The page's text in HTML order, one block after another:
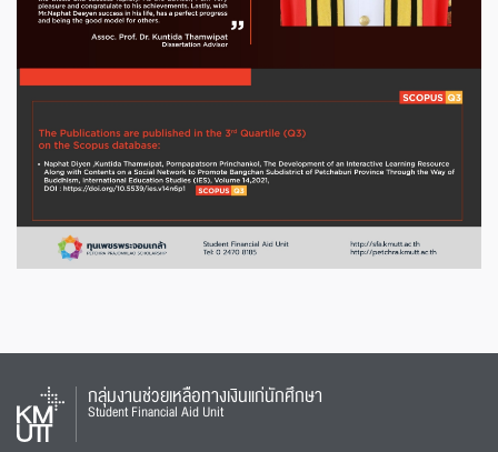
กลุ่มงานช่วยเหลือทางเงินแก่นักศึกษา
Student Financial Aid Unit